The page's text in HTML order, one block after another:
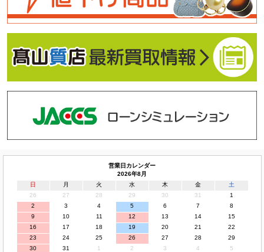
営業日カレンダー
2026年8月
日
月 火 水 木 金
土
26
27 28 29 30 31
1
2
3 4 5 6 7
8
9
10 11 12 13 14
15
16
17 18 19 20 21
22
23
24 25 26 27 28
29
30
31 1 2 3 4
5